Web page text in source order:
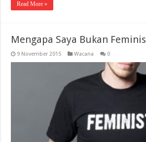
Read More »
Mengapa Saya Bukan Feminis
9 November 2015 Wacana 0